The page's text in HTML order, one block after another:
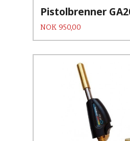
Pistolbrenner
Pris
NOK 950,00